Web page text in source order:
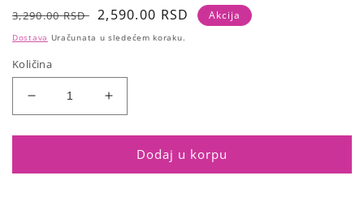
Regular
price
3,290.00 RSD Sale
price
2,590.00 RSD Akcija
Dostava Uračunata u sledećem koraku.
Količina
Smanji
količinu
za
jednodelni
Povećaj
količinu
za
jednodelni
Dodaj u korpu